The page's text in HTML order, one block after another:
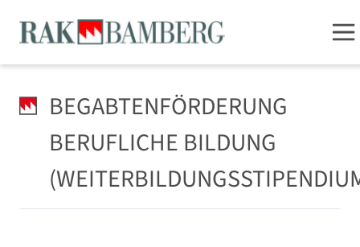
BEGABTENFÖRDERUNG
BERUFLICHE BILDUNG